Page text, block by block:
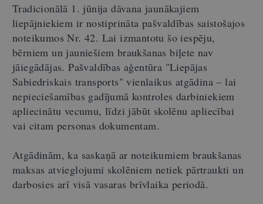
Tradicionālā 1. jūnija dāvana jaunākajiem
liepājniekiem ir nostiprināta pašvaldības saistošajos
noteikumos Nr. 42. Lai izmantotu šo iespēju,
bērniem un jauniešiem braukšanas biļete nav
jāiegādājas. Pašvaldības aģentūra "Liepājas
Sabiedriskais transports" vienlaikus atgādina – lai
nepieciešamības gadījumā kontroles darbiniekiem
apliecinātu vecumu, līdzi jābūt skolēnu apliecībai
vai citam personas dokumentam.
Atgādinām, ka saskaņā ar noteikumiem braukšanas
maksas atvieglojumi skolēniem netiek pārtraukti un
darbosies arī visā vasaras brīvlaika periodā.